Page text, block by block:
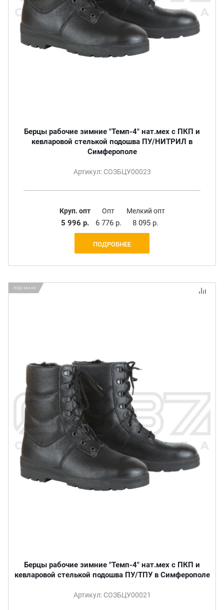
Берцы рабочие зимние "Темп-4" нат.мех с ПКП и
кевларовой стелькой подошва ПУ/НИТРИЛ в
Симферополе
Артикул: СОЗБЦУ00023
Круп. опт
5 996 р.
Опт
6 776 р.
Мелкий опт
8 095 р.
ПОДРОБНЕЕ
ПОД ЗАКАЗ
Берцы рабочие зимние "Темп-4" нат.мех с ПКП и
кевларовой стелькой подошва ПУ/ТПУ в Симферополе
Артикул: СОЗБЦУ00021